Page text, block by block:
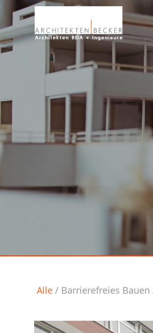
Alle / Barrierefreies Bauen